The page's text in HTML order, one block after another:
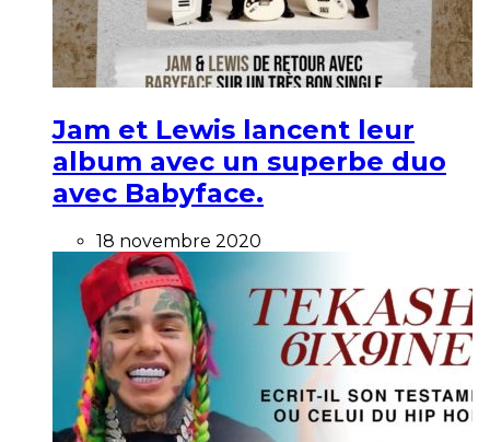
Jam et Lewis lancent leur
album avec un superbe duo
avec Babyface.
18 novembre 2020